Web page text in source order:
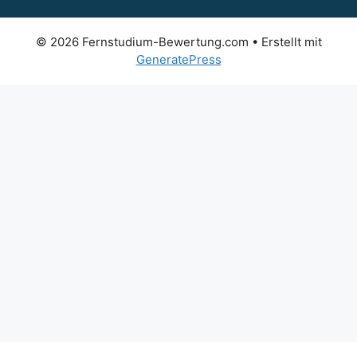
© 2026 Fernstudium-Bewertung.com • Erstellt mit
GeneratePress